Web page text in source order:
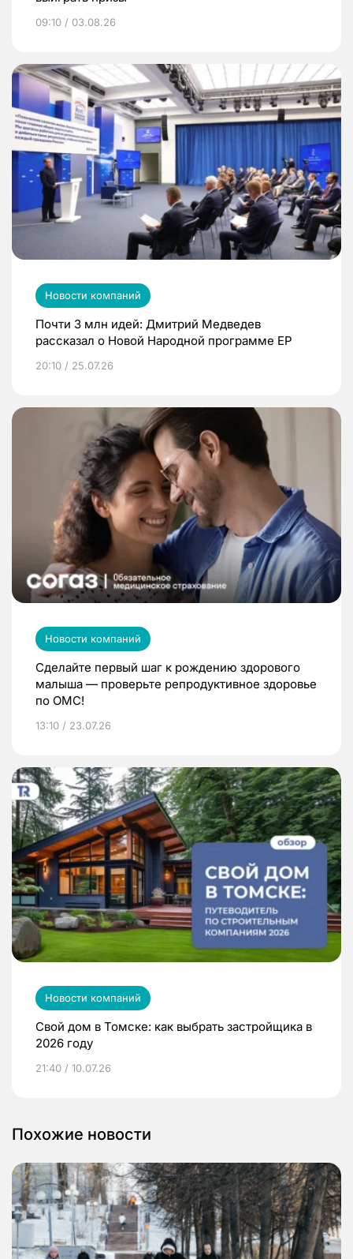
09:10 / 03.08.26
Новости компаний
Почти 3 млн идей: Дмитрий Медведев
рассказал о Новой Народной программе ЕР
20:10 / 25.07.26
Новости компаний
Сделайте первый шаг к рождению здорового
малыша — проверьте репродуктивное здоровье
по ОМС!
13:10 / 23.07.26
Новости компаний
Свой дом в Томске: как выбрать застройщика в
2026 году
21:40 / 10.07.26
Похожие новости